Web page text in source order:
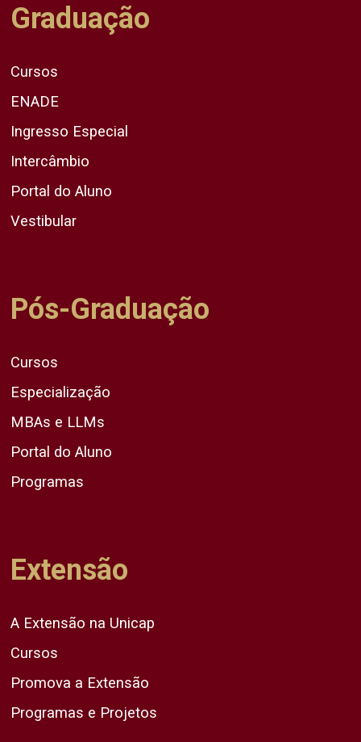
Graduação
Cursos
ENADE
Ingresso Especial
Intercâmbio
Portal do Aluno
Vestibular
Pós-Graduação
Cursos
Especialização
MBAs e LLMs
Portal do Aluno
Programas
Extensão
A Extensão na Unicap
Cursos
Promova a Extensão
Programas e Projetos